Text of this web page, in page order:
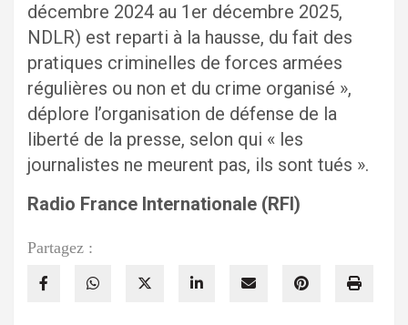
décembre 2024 au 1er décembre 2025,
NDLR) est reparti à la hausse, du fait des
pratiques criminelles de forces armées
régulières ou non et du crime organisé »,
déplore l’organisation de défense de la
liberté de la presse, selon qui « les
journalistes ne meurent pas, ils sont tués ».
Radio France Internationale (RFI)
Partagez :